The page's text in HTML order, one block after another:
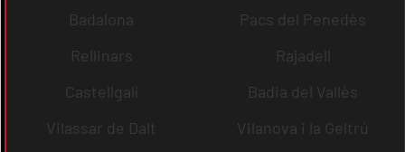
Badalona
Pacs del Penedès
Rellinars
Rajadell
Castellgalí
Badia del Vallès
Vilassar de Dalt
Vilanova i la Geltrú